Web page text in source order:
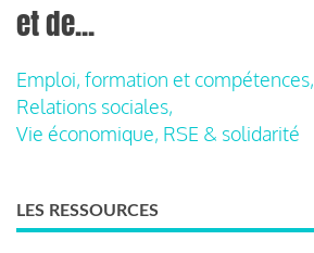
et de...
Emploi, formation et compétences,
Relations sociales,
Vie économique, RSE & solidarité
LES RESSOURCES